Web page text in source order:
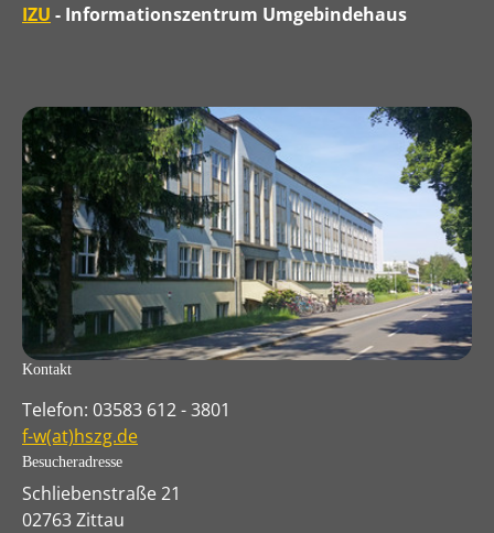
IZU - Informationszentrum Umgebindehaus
Kontakt
Telefon: 03583 612 - 3801
f-w(at)hszg.de
Besucheradresse
Schliebenstraße 21
02763 Zittau